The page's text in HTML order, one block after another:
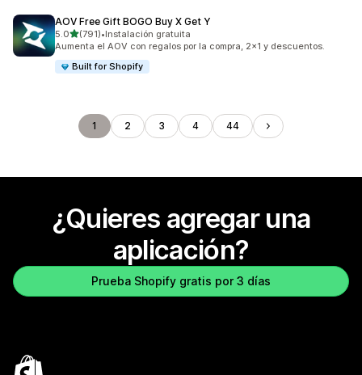
AOV Free Gift BOGO Buy X Get Y
5.0de 5 estrellas
(791)
791 reseñas en total
•Instalación gratuita
Aumenta el AOV con regalos por la compra, 2x1 y descuentos.
Built for Shopify
1 2 3 4 44
¿Quieres agregar una
aplicación?
Prueba Shopify gratis por 3 días